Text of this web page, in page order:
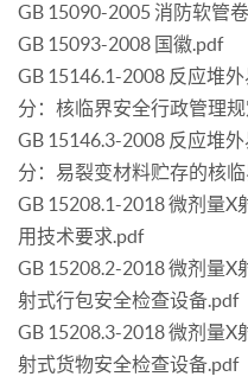
GB 15090-2005 消防软管
GB 15093-2008 国徽.pdf
GB 15146.1-2008 反应堆
分：核临界安全行政管理
GB 15146.3-2008 反应堆
分：易裂变材料贮存的核
GB 15208.1-2018 微剂量X
用技术要求.pdf
GB 15208.2-2018 微剂量
射式行包安全检查设备.pdf
GB 15208.3-2018 微剂量
射式货物安全检查设备.pdf